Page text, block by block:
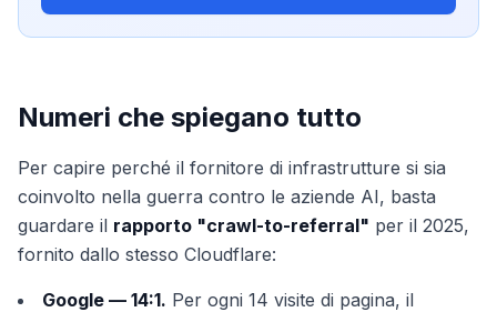
Numeri che spiegano tutto
Per capire perché il fornitore di infrastrutture si sia
coinvolto nella guerra contro le aziende AI, basta
guardare il rapporto "crawl-to-referral" per il 2025,
fornito dallo stesso Cloudflare:
Google — 14:1. Per ogni 14 visite di pagina, il